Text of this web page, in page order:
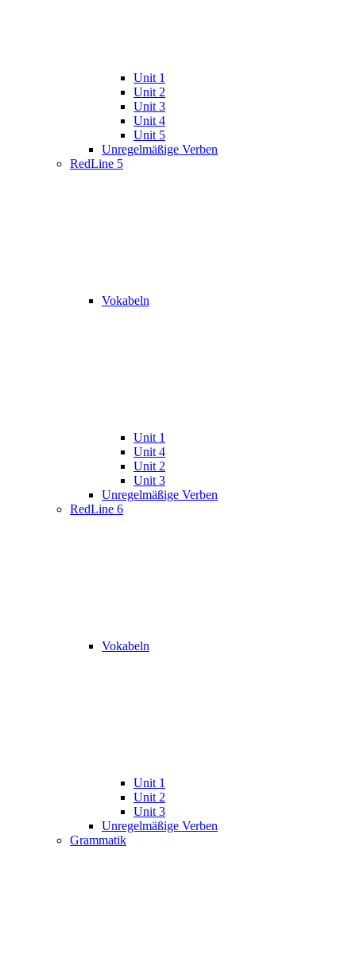
Unit 1
Unit 2
Unit 3
Unit 4
Unit 5
Unregelmäßige Verben
RedLine 5
Vokabeln
Unit 1
Unit 4
Unit 2
Unit 3
Unregelmäßige Verben
RedLine 6
Vokabeln
Unit 1
Unit 2
Unit 3
Unregelmäßige Verben
Grammatik